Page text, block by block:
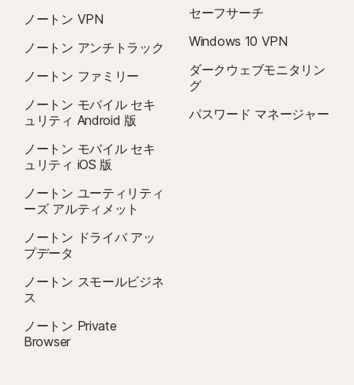
ノートン VPN
ノートン アンチトラック
ノートン ファミリー
ノートン モバイル セキ
ュリティ Android 版
ノートン モバイル セキ
ュリティ iOS 版
ノートン ユーティリティ
ーズ アルティメット
ノートン ドライバ アッ
プデータ
ノートン スモールビジネ
ス
ノートン Private
Browser
セーフサーチ
Windows 10 VPN
ダークウェブモニタリン
グ
パスワード マネージャー